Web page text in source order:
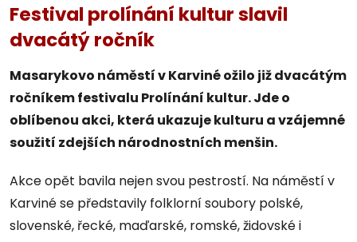
Festival prolínání kultur slavil
dvacátý ročník
Masarykovo náměstí v Karviné ožilo již dvacátým
ročníkem festivalu Prolínání kultur. Jde o
oblíbenou akci, která ukazuje kulturu a vzájemné
soužití zdejších národnostních menšin.
Akce opět bavila nejen svou pestrostí. Na náměstí v
Karviné se představily folklorní soubory polské,
slovenské, řecké, maďarské, romské, židovské i